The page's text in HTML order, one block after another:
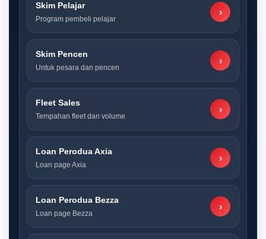
Skim Pelajar
Program pembeli pelajar
›
Skim Pencen
Untuk pesara dan pencen
›
Fleet Sales
Tempahan fleet dan volume
›
Loan Perodua Axia
Loan page Axia
›
Loan Perodua Bezza
Loan page Bezza
›